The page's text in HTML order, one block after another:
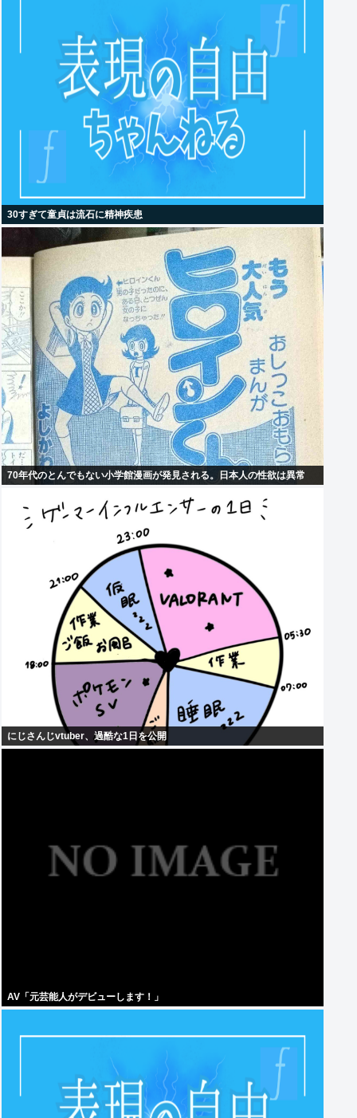
30すぎて童貞は流石に精神疾患
70年代のとんでもない小学館漫画が発見される。日本人の性欲は異常
にじさんじvtuber、過酷な1日を公開
AV「元芸能人がデビューします！」